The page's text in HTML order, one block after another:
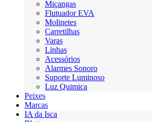
Miçangas
Flutuador EVA
Molinetes
Carretilhas
Varas
Linhas
Acessórios
Alarmes Sonoro
Suporte Luminoso
Luz Quimica
Peixes
Marcas
IA da Isca